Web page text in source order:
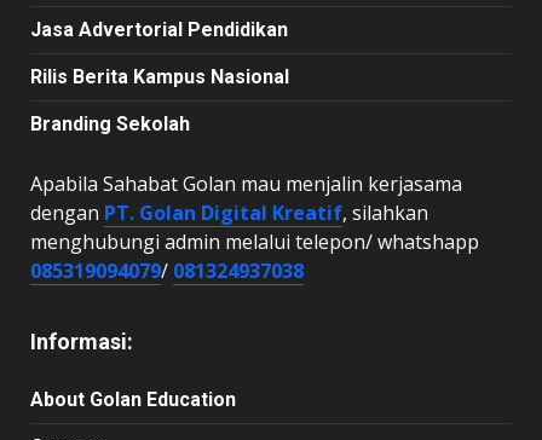
Jasa Advertorial Pendidikan
Rilis Berita Kampus Nasional
Branding Sekolah
Apabila Sahabat Golan mau menjalin kerjasama
dengan PT. Golan Digital Kreatif, silahkan
menghubungi admin melalui telepon/ whatshapp
085319094079/ 081324937038
Informasi:
About Golan Education